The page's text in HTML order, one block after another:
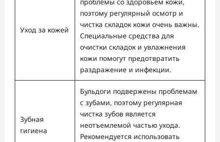
Уход за кожей
поэтому регулярный осмотр и
чистка складок кожи очень важны.
Специальные средства для
очистки складок и увлажнения
кожи помогут предотвратить
раздражение и инфекции.
Зубная
гигиена
Бульдоги подвержены проблемам
с зубами, поэтому регулярная
чистка зубов является
неотъемлемой частью ухода.
Рекомендуется использовать